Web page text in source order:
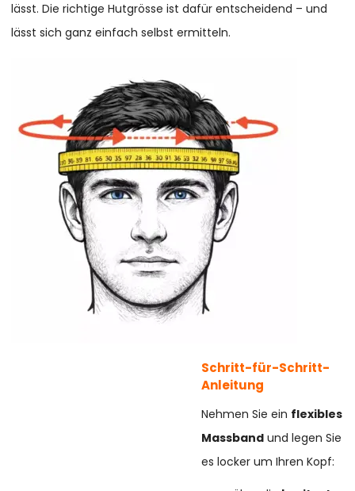
lässt. Die richtige Hutgrösse ist dafür entscheidend – und
lässt sich ganz einfach selbst ermitteln.
Schritt-für-Schritt-
Anleitung
Nehmen Sie ein flexibles
Massband und legen Sie
es locker um Ihren Kopf: